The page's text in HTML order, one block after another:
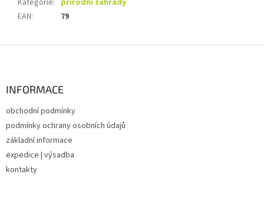
Kategorie: přírodní zahrady
EAN: 79
INFORMACE
obchodní podmínky
podmínky ochrany osobních údajů
základní informace
expedice | výsadba
kontakty